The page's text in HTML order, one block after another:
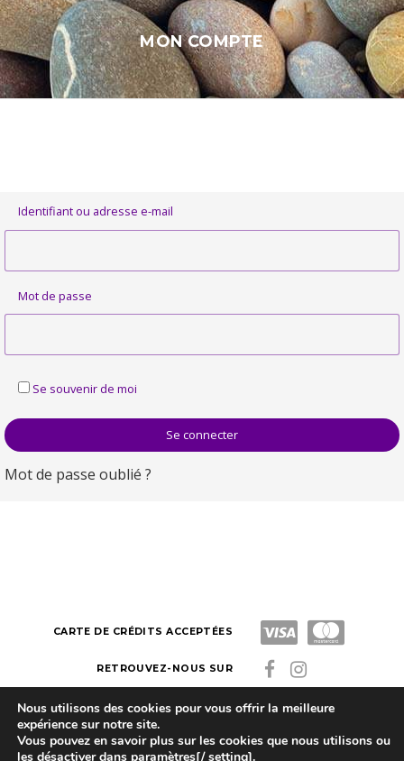
MON COMPTE
Identifiant ou adresse e-mail
Mot de passe
Se souvenir de moi
Mot de passe oublié ?
CARTE DE CRÉDITS ACCEPTÉES
RETROUVEZ-NOUS SUR
Latitude ZenMade by Kazuko. Copyright © 2023
Nous utilisons des cookies pour vous offrir la meilleure
expérience sur notre site.
Vous pouvez en savoir plus sur les cookies que nous utilisons ou
les désactiver dans paramètres[/ setting].